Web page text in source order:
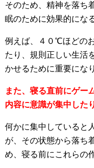
そのため、精神を落ち
眠のために効果的にな
例えば、４０℃ほどの
たり、規則正しい生活
かせるために重要にな
また、寝る直前にゲー
内容に意識が集中した
何かに集中していると
が、その状態から落ち
め、寝る前にこれらの